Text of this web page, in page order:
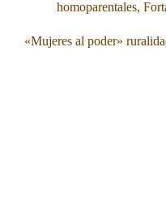
homoparentales,
«Mujeres al poder»